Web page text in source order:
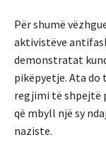
Për shumë
aktivistëve
demonstratat
pikëpyetje. Ata
regjimi të shpejtë
që mbyll një sy
naziste.